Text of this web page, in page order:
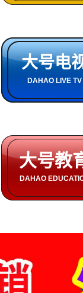
大号电
DAHAO LIVE TV
大号教
DAHAO